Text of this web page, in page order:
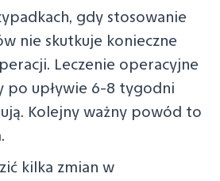
gdy stosowanie
nie skutkuje konieczne
Leczenie operacyjne
po upływie 6-8 tygodni
Kolejny ważny powód to
kilka zmian w